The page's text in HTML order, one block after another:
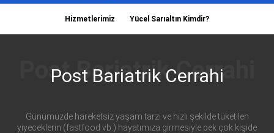
Hizmetlerimiz Yücel Sarıaltın Kimdir?
Post Bariatrik Cerrahi
Günümüzde hareketsiz yaşam tarzı ve hızlı şekilde tüketilen
yiyeceklerin (fastfood vb.) hayatımıza girmesiyle pek çok kişide